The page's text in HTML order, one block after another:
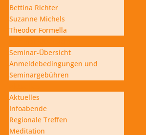
Bettina Richter
Suzanne Michels
Theodor Formella
Seminar-Übersicht
Anmeldebedingungen und
Seminargebühren
Aktuelles
Infoabende
Regionale Treffen
Meditation